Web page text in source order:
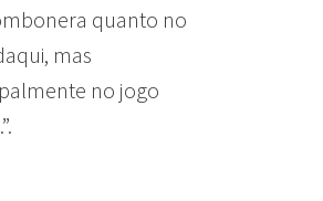
quanto no
mas
no jogo